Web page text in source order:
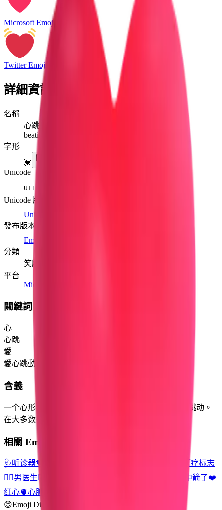
Microsoft Emoji
Twitter Emoji
詳細資訊
名稱
心跳
beating heart
字形
💓
Unicode
U+1F493
Unicode 版本
Unicode 6.0
發布版本
Emoji 0.6
分類
笑臉與情緒
平台
Microsoft 3D Fluent Emoji
關鍵詞
心
心跳
愛
愛心跳動
含義
一个心形，上方或周围有振动/移动线条，表示它正在跳动。
在大多数平台上显示为粉色或红色。
相關 Emoji
🩺 听诊器💝
医疗标志
👨‍⚕️男医生👩‍⚕️ 心中箭了❤️
红心🫀心脏器官
😊Emoji Directory